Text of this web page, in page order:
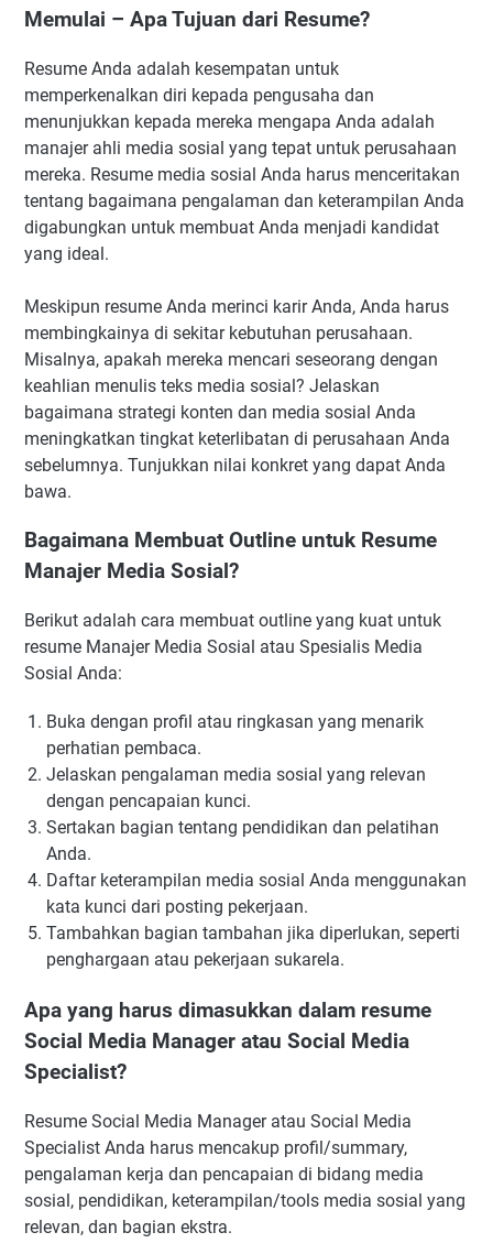
Memulai – Apa Tujuan dari Resume?
Resume Anda adalah kesempatan untuk
memperkenalkan diri kepada pengusaha dan
menunjukkan kepada mereka mengapa Anda adalah
manajer ahli media sosial yang tepat untuk perusahaan
mereka. Resume media sosial Anda harus menceritakan
tentang bagaimana pengalaman dan keterampilan Anda
digabungkan untuk membuat Anda menjadi kandidat
yang ideal.
Meskipun resume Anda merinci karir Anda, Anda harus
membingkainya di sekitar kebutuhan perusahaan.
Misalnya, apakah mereka mencari seseorang dengan
keahlian menulis teks media sosial? Jelaskan
bagaimana strategi konten dan media sosial Anda
meningkatkan tingkat keterlibatan di perusahaan Anda
sebelumnya. Tunjukkan nilai konkret yang dapat Anda
bawa.
Bagaimana Membuat Outline untuk Resume
Manajer Media Sosial?
Berikut adalah cara membuat outline yang kuat untuk
resume Manajer Media Sosial atau Spesialis Media
Sosial Anda:
Buka dengan profil atau ringkasan yang menarik
perhatian pembaca.
Jelaskan pengalaman media sosial yang relevan
dengan pencapaian kunci.
Sertakan bagian tentang pendidikan dan pelatihan
Anda.
Daftar keterampilan media sosial Anda menggunakan
kata kunci dari posting pekerjaan.
Tambahkan bagian tambahan jika diperlukan, seperti
penghargaan atau pekerjaan sukarela.
Apa yang harus dimasukkan dalam resume
Social Media Manager atau Social Media
Specialist?
Resume Social Media Manager atau Social Media
Specialist Anda harus mencakup profil/summary,
pengalaman kerja dan pencapaian di bidang media
sosial, pendidikan, keterampilan/tools media sosial yang
relevan, dan bagian ekstra.